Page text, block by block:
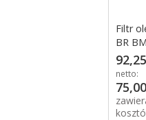
Filtr
BR
netto: